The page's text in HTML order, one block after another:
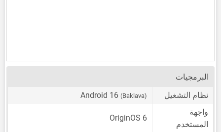
البرمجيات
نظام التشغيل
Android 16 (Baklava)
واجهة
المستخدم
OriginOS 6